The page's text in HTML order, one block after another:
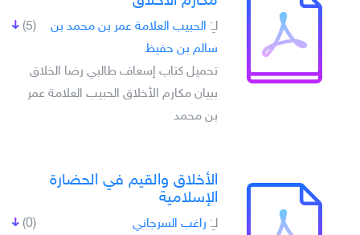
(5) لـِ: الحبيب العلامة عمر بن محمد بن
سالم بن حفيظ
تحميل كتاب إسعاف طالبي رضا الخلاق
ببيان مكارم الأخلاق الحبيب العلامة عمر
بن محمد
الأخلاق والقيم في الحضارة
الإسلامية
(0) لـِ: راغب السرجاني